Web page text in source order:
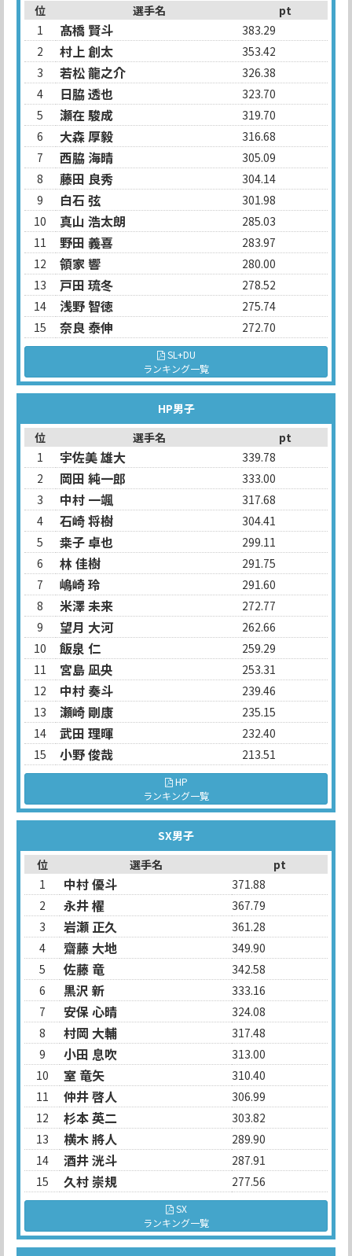
位
選手名
pt
1
髙橋 賢斗
383.29
2
村上 創太
353.42
3
若松 龍之介
326.38
4
日脇 透也
323.70
5
瀬在 駿成
319.70
6
大森 厚毅
316.68
7
西脇 海晴
305.09
8
藤田 良秀
304.14
9
白石 弦
301.98
10
真山 浩太朗
285.03
11
野田 義喜
283.97
12
領家 響
280.00
13
戸田 琉冬
278.52
14
浅野 智徳
275.74
15
奈良 泰伸 272.70
SL+DU
ランキング一覧
HP男子
位
選手名
pt
1
宇佐美 雄大
339.78
2
岡田 純一郎
333.00
3
中村 一颯
317.68
4
石崎 将樹
304.41
5
桒子 卓也
299.11
6
林 佳樹
291.75
7
嶋崎 玲
291.60
8
米澤 未来
272.77
9
望月 大河
262.66
10
飯泉 仁
259.29
11
宮島 凪央
253.31
12
中村 奏斗
239.46
13
瀬崎 剛康
235.15
14
武田 理暉
232.40
15
小野 俊哉 213.51
HP
ランキング一覧
SX男子
位
選手名
pt
1
中村 優斗
371.88
2
永井 櫂
367.79
3
岩瀬 正久
361.28
4
齋藤 大地
349.90
5
佐藤 竜
342.58
6
黒沢 新
333.16
7
安保 心晴
324.08
8
村岡 大輔
317.48
9
小田 息吹
313.00
10
室 竜矢
310.40
11
仲井 啓人
306.99
12
杉本 英二
303.82
13
横木 將人
289.90
14
酒井 洸斗
287.91
15
久村 崇規 277.56
SX
ランキング一覧